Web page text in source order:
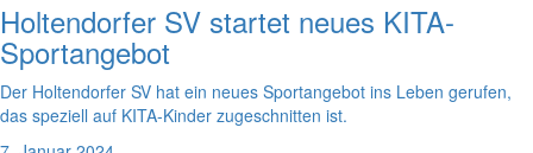
Holtendorfer SV startet neues KITA-
Sportangebot
Der Holtendorfer SV hat ein neues Sportangebot ins Leben gerufen,
das speziell auf KITA-Kinder zugeschnitten ist.